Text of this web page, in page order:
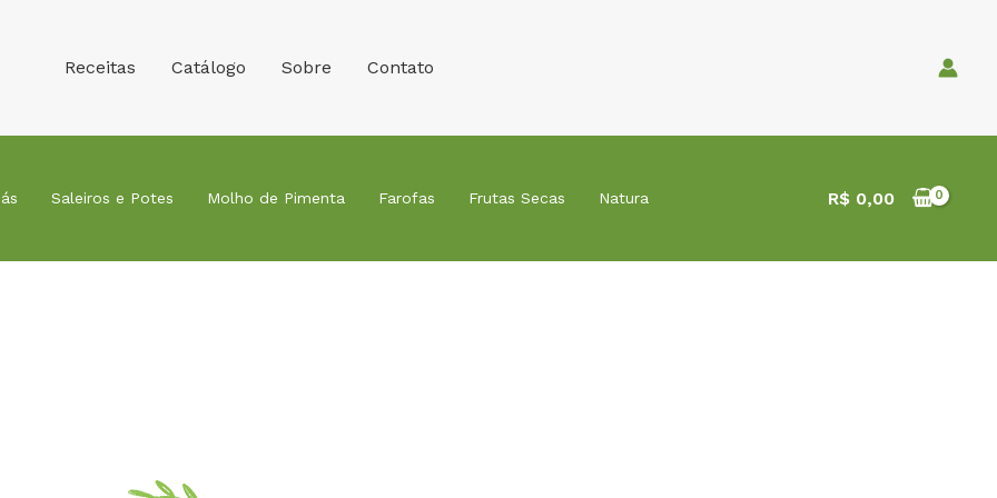
Receitas Catálogo Sobre Contato
Saleiros e Potes Molho de Pimenta Farofas Frutas Secas Natura R$ 0,00